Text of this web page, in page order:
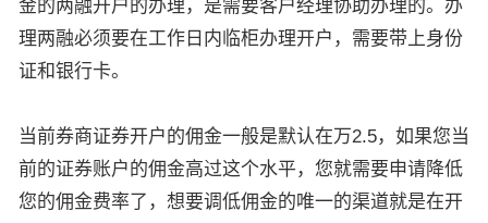
金的两融开户的办理，是需要客户经理协助办理的。办
理两融必须要在工作日内临柜办理开户，需要带上身份
证和银行卡。
当前券商证券开户的佣金一般是默认在万2.5，如果您当
前的证券账户的佣金高过这个水平，您就需要申请降低
您的佣金费率了，想要调低佣金的唯一的渠道就是在开